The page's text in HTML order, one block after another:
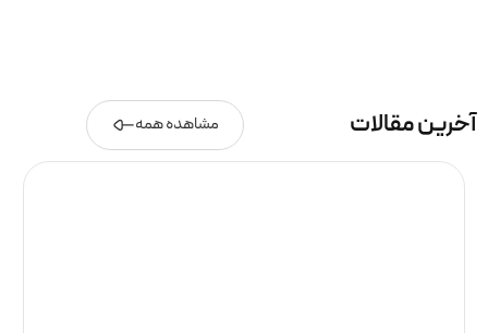
آخرین مقالات مشاهده همه